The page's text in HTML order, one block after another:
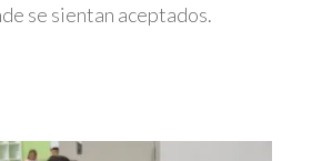
se sientan aceptados.